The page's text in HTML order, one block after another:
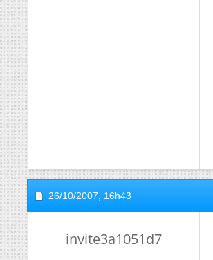
26/10/2007, 16h43
invite3a1051d7